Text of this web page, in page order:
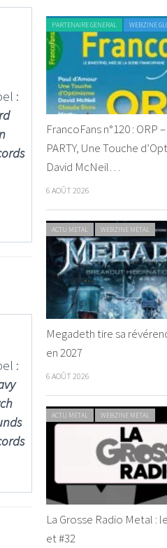
:
:
PARTENAIRE GENERAL WEBZINE
FrancoFans n°120 : ORP
PARTY, Une Touche
David McNeil…
6 AOÛT 2026
ACTU METAL WEBZINE METAL
Megadeth tire sa
en 2027
6 AOÛT 2026
ACTU METAL WEBZINE METAL
La Grosse Radio Metal :
et #32